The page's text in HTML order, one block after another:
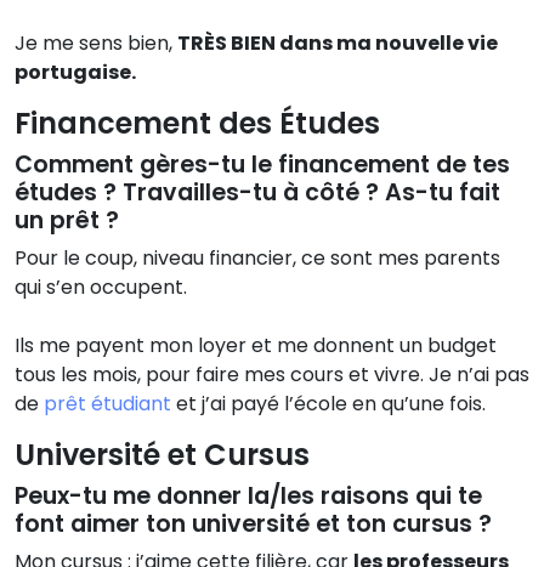
Je me sens bien, TRÈS BIEN dans ma nouvelle vie
portugaise.
Financement des Études
Comment gères-tu le financement de tes
études ? Travailles-tu à côté ? As-tu fait
un prêt ?
Pour le coup, niveau financier, ce sont mes parents
qui s’en occupent.
Ils me payent mon loyer et me donnent un budget
tous les mois, pour faire mes cours et vivre. Je n’ai pas
de prêt étudiant et j’ai payé l’école en qu’une fois.
Université et Cursus
Peux-tu me donner la/les raisons qui te
font aimer ton université et ton cursus ?
Mon cursus : j’aime cette filière, car les professeurs